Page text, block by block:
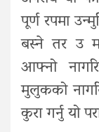
पूर्ण रपमा
बस्ने तर उ
आफ्नो
मुलुकको
कुरा गर्नु यो